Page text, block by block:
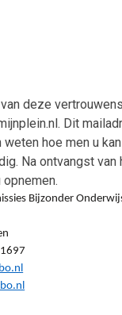
deze
Dit
hoe men u
Na ontvangst van
Bijzonder